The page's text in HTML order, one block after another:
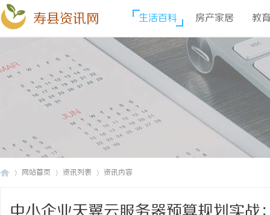
寿县资讯网 生活百科 房产家居 教
网站首页 资讯列表 资讯内容